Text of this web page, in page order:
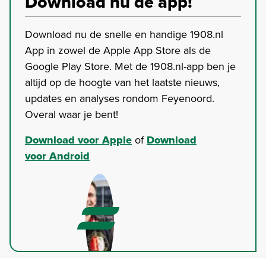
Download nu de snelle en handige 1908.nl
App in zowel de Apple App Store als de
Google Play Store. Met de 1908.nl-app ben je
altijd op de hoogte van het laatste nieuws,
updates en analyses rondom Feyenoord.
Overal waar je bent!
Download voor AppleofDownload
voor Android